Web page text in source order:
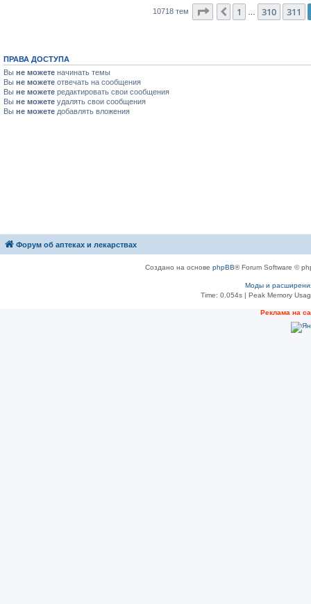
10718 тем Страница 312из 429
Пред.
1 310 311
ПРАВА ДОСТУПА
Вы не можете начинать темы
Вы не можете отвечать на сообщения
Вы не можете редактировать свои сообщения
Вы не можете удалять свои сообщения
Вы не можете добавлять вложения
Форум об аптеках и лекарствах
Создано на основе phpBB® Forum Software ©
Моды и
Time: 0.054s| Peak Memory
Рeклама на